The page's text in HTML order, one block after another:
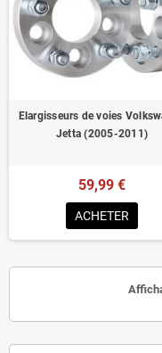
Elargisseurs de voies
Jetta (2005-2011)
59,99 €
ACHETER